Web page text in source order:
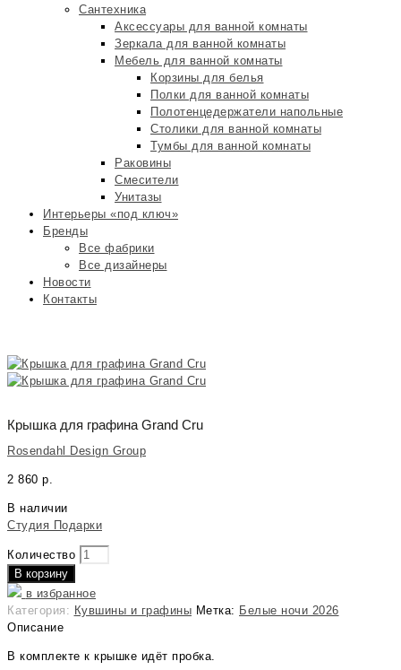
Сантехника
Аксессуары для ванной комнаты
Зеркала для ванной комнаты
Мебель для ванной комнаты
Корзины для белья
Полки для ванной комнаты
Полотенцедержатели напольные
Столики для ванной комнаты
Тумбы для ванной комнаты
Раковины
Смесители
Унитазы
Интерьеры «под ключ»
Бренды
Все фабрики
Все дизайнеры
Новости
Контакты
Крышка для графина Grand Cru
Rosendahl Design Group
2 860 р.
В наличии
Студия Подарки
Количество
В корзину
в избранное
Категория: Кувшины и графины Метка: Белые ночи 2026
Описание
В комплекте к крышке идёт пробка.